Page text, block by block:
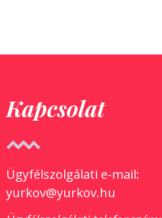
Kapcsolat
Ügyfélszolgálati e-mail:
yurkov@yurkov.hu